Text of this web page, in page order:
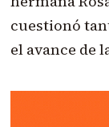
cuestionó
el avance de